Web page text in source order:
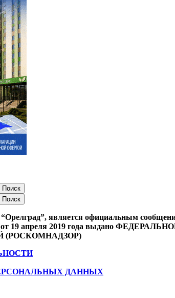
является официальным
от 19 апреля 2019 года выдано
ДАННЫХ